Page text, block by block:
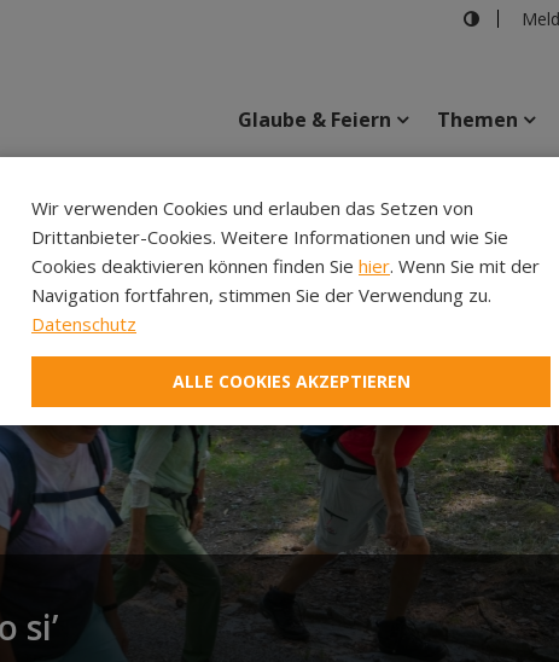
Glaube & Feiern Themen
si’
Wir verwenden Cookies und erlauben das Setzen von
Drittanbieter-Cookies. Weitere Informationen und wie Sie
Cookies deaktivieren können finden Sie hier. Wenn Sie mit der
Navigation fortfahren, stimmen Sie der Verwendung zu.
Datenschutz
ALLE COOKIES AKZEPTIEREN